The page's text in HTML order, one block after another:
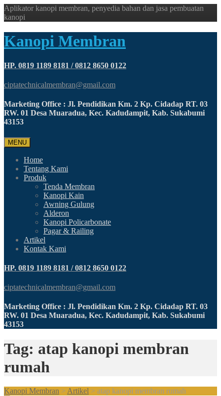
Aplikator kanopi membran, penyedia bahan dan jasa pembuatan
kanopi
Kanopi Membran
HP. 0819 1189 8181 / 0812 8650 0122
ciptatechnicalmembran@gmail.com
Marketing Office : Jl. Pendidikan Km. 2 Kp. Cidadap RT. 03
RW. 01 Desa Muaradua, Kec. Kadudampit, Kab. Sukabumi
43153
MENU
Home
Tentang Kami
Produk
Tenda Membran
Kanopi Kain
Awning Gulung
Alderon
Kanopi Policarbonate
Pagar & Railing
Artikel
Kontak Kami
HP. 0819 1189 8181 / 0812 8650 0122
ciptatechnicalmembran@gmail.com
Marketing Office : Jl. Pendidikan Km. 2 Kp. Cidadap RT. 03
RW. 01 Desa Muaradua, Kec. Kadudampit, Kab. Sukabumi
43153
Tag: atap kanopi membran
rumah
Kanopi Membran > Artikel > atap kanopi membran rumah